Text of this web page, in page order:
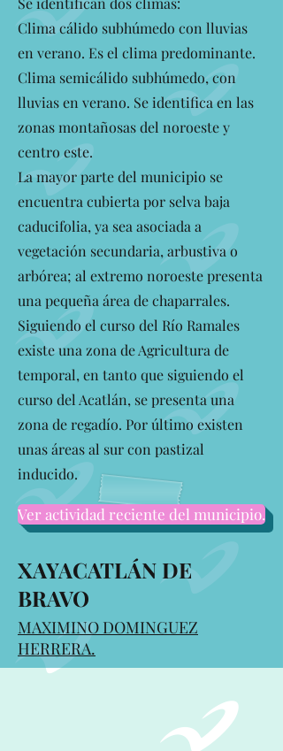
Clima cálido subhúmedo con lluvias
en verano. Es el clima predominante.
Clima semicálido subhúmedo, con
lluvias en verano. Se identifica en las
zonas montañosas del noroeste y
centro este.
La mayor parte del municipio se
encuentra cubierta por selva baja
caducifolia, ya sea asociada a
vegetación secundaria, arbustiva o
arbórea; al extremo noroeste presenta
una pequeña área de chaparrales.
Siguiendo el curso del Río Ramales
existe una zona de Agricultura de
temporal, en tanto que siguiendo el
curso del Acatlán, se presenta una
zona de regadío. Por último existen
unas áreas al sur con pastizal
inducido.
Ver actividad reciente del municipio.
XAYACATLÁN DE
BRAVO
MAXIMINO DOMINGUEZ
HERRERA.